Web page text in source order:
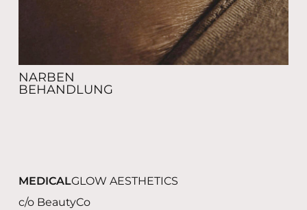
NARBEN
BEHANDLUNG
MEDICALGLOW AESTHETICS
c/o BeautyCo